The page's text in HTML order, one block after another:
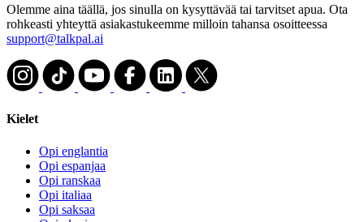
Olemme aina täällä, jos sinulla on kysyttävää tai tarvitset apua. Ota
rohkeasti yhteyttä asiakastukeemme milloin tahansa osoitteessa
support@talkpal.ai
Kielet
Opi englantia
Opi espanjaa
Opi ranskaa
Opi italiaa
Opi saksaa